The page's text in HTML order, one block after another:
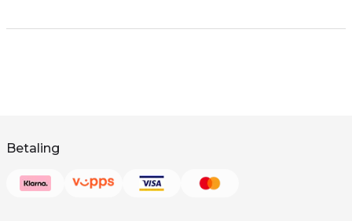
Betaling